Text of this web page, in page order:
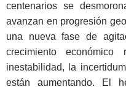
centenarios se
avanzan en progresión
una nueva fase de
crecimiento
inestabilidad, la
están aumentando. El